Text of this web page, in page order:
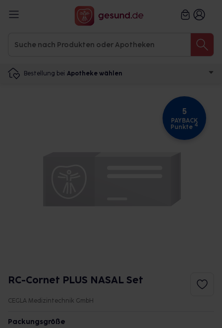
Bestellung bei Apotheke wählen
5
PAYBACK
Punkte 4
RC-Cornet PLUS NASAL Set
CEGLA Medizintechnik GmbH
Packungsgröße